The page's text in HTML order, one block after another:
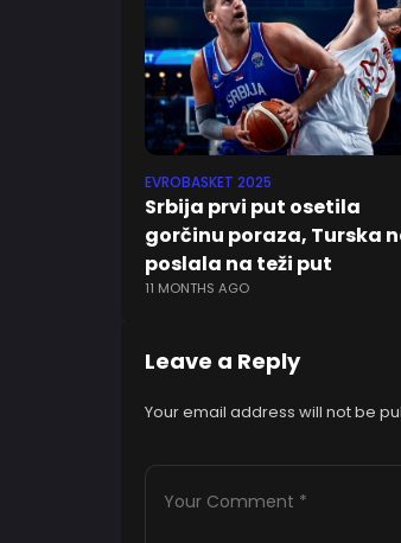
EVROBASKET 2025
Srbija prvi put osetila
gorčinu poraza, Turska
poslala na teži put
11 MONTHS AGO
Leave a Reply
Your email address will not be